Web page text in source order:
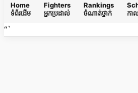
Home
ទំព័រដើម
Fighters
អ្នកប្រដាល់
Rankings
ចំណាត់ថ្នាក់
កា
“`